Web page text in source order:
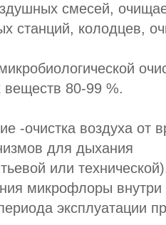
смесей,
станций, колодцев,
веществ 80-99 %.
-очистка воздуха от
для дыхания
или
микрофлоры внутри
эксплуатации